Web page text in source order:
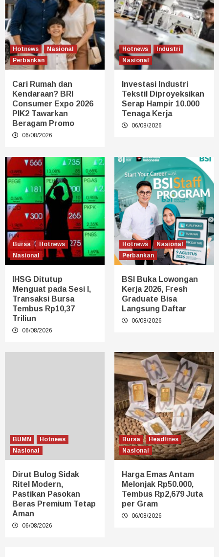
Hotnews
Nasional
Perbankan
Cari Rumah dan
Kendaraan? BRI
Consumer Expo 2026
PIK2 Tawarkan
Beragam Promo
06/08/2026
Hotnews
Industri
Nasional
Investasi Industri
Tekstil Diproyeksikan
Serap Hampir 10.000
Tenaga Kerja
06/08/2026
Bursa
Hotnews
Nasional
IHSG Ditutup
Menguat pada Sesi I,
Transaksi Bursa
Tembus Rp10,37
Triliun
06/08/2026
Hotnews
Nasional
Perbankan
BSI Buka Lowongan
Kerja 2026, Fresh
Graduate Bisa
Langsung Daftar
06/08/2026
BUMN
Hotnews
Nasional
Dirut Bulog Sidak
Ritel Modern,
Pastikan Pasokan
Beras Premium Tetap
Aman
06/08/2026
Bursa
Headlines
Nasional
Harga Emas Antam
Melonjak Rp50.000,
Tembus Rp2,679 Juta
per Gram
06/08/2026